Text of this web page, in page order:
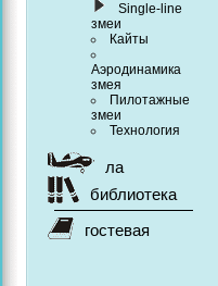
Single-line
змеи
Кайты
Аэродинамика
змея
Пилотажные
змеи
Технология
ла
библиотека
гостевая